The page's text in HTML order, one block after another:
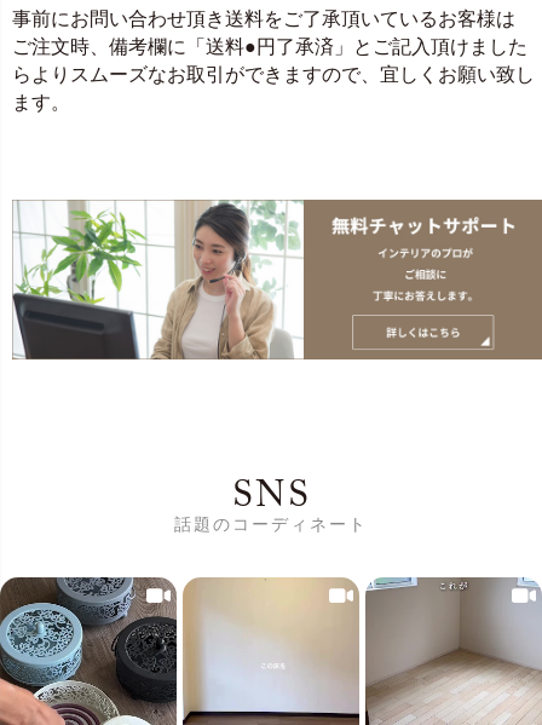
事前にお問い合わせ頂き送料をご了承頂いているお客様は
ご注文時、備考欄に「送料●円了承済」とご記入頂けました
らよりスムーズなお取引ができますので、宜しくお願い致し
ます。
SNS
話題のコーディネート